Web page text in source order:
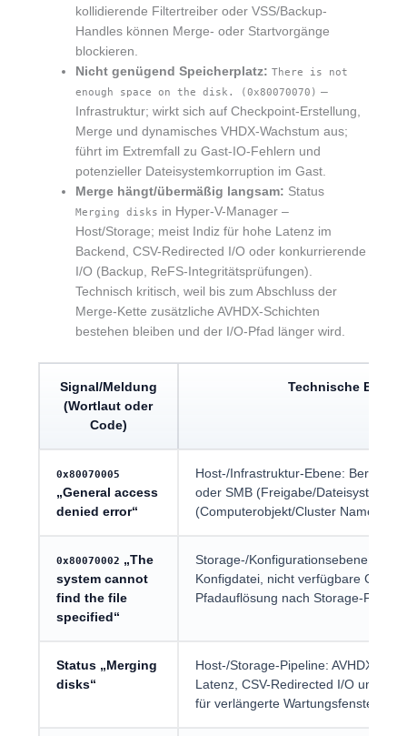
kollidierende Filtertreiber oder VSS/Backup-
Handles können Merge- oder Startvorgänge
blockieren.
Nicht genügend Speicherplatz: There is not
enough space on the disk. (0x80070070) –
Infrastruktur; wirkt sich auf Checkpoint-Erstellung,
Merge und dynamisches VHDX-Wachstum aus;
führt im Extremfall zu Gast-IO-Fehlern und
potenzieller Dateisystemkorruption im Gast.
Merge hängt/übermäßig langsam: Status
Merging disks in Hyper-V-Manager –
Host/Storage; meist Indiz für hohe Latenz im
Backend, CSV-Redirected I/O oder konkurrierende
I/O (Backup, ReFS-Integritätsprüfungen).
Technisch kritisch, weil bis zum Abschluss der
Merge-Kette zusätzliche AVHDX-Schichten
bestehen bleiben und der I/O-Pfad länger wird.
Signal/Meldung
(Wortlaut oder
Code)
Technische
0x80070005
„General access
denied error“
Host-/Infrastruktur-Ebene:
oder SMB (Freigabe/Dateisystem),
(Computerobjekt/Cluster Name
0x80070002 „The
system cannot
find the file
specified“
Storage-/Konfigurationsebene:
Konfigdatei, nicht verfügbare CSV-
Pfadauflösung nach Storage-
Status „Merging
disks“
Host-/Storage-Pipeline: AVHDX-
Latenz, CSV-Redirected I/O und
für verlängerte Wartungsfenster